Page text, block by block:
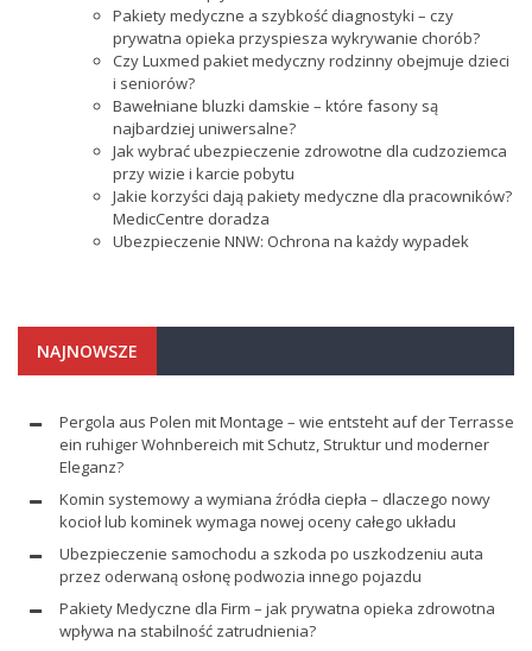
Pakiety medyczne a szybkość diagnostyki – czy
prywatna opieka przyspiesza wykrywanie chorób?
Czy Luxmed pakiet medyczny rodzinny obejmuje dzieci
i seniorów?
Bawełniane bluzki damskie – które fasony są
najbardziej uniwersalne?
Jak wybrać ubezpieczenie zdrowotne dla cudzoziemca
przy wizie i karcie pobytu
Jakie korzyści dają pakiety medyczne dla pracowników?
MedicCentre doradza
Ubezpieczenie NNW: Ochrona na każdy wypadek
NAJNOWSZE
Pergola aus Polen mit Montage – wie entsteht auf der Terrasse
ein ruhiger Wohnbereich mit Schutz, Struktur und moderner
Eleganz?
Komin systemowy a wymiana źródła ciepła – dlaczego nowy
kocioł lub kominek wymaga nowej oceny całego układu
Ubezpieczenie samochodu a szkoda po uszkodzeniu auta
przez oderwaną osłonę podwozia innego pojazdu
Pakiety Medyczne dla Firm – jak prywatna opieka zdrowotna
wpływa na stabilność zatrudnienia?